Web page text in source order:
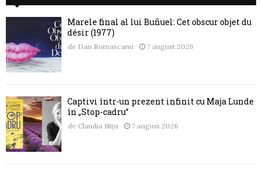
Marele final al lui Buñuel: Cet obscur objet du
désir (1977)
de Dan Romascanu 7 august 2026
Captivi într-un prezent infinit cu Maja Lunde
în „Stop-cadru”
de Claudia Nițu 7 august 2026